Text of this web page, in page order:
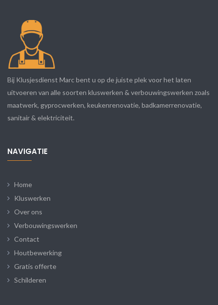
Bij Klusjesdienst Marc bent u op de juiste plek voor het laten
uitvoeren van alle soorten kluswerken & verbouwingswerken zoals
maatwerk, gyprocwerken, keukenrenovatie, badkamerrenovatie,
sanitair & elektriciteit.
NAVIGATIE
Home
Kluswerken
Over ons
Verbouwingswerken
Contact
Houtbewerking
Gratis offerte
Schilderen